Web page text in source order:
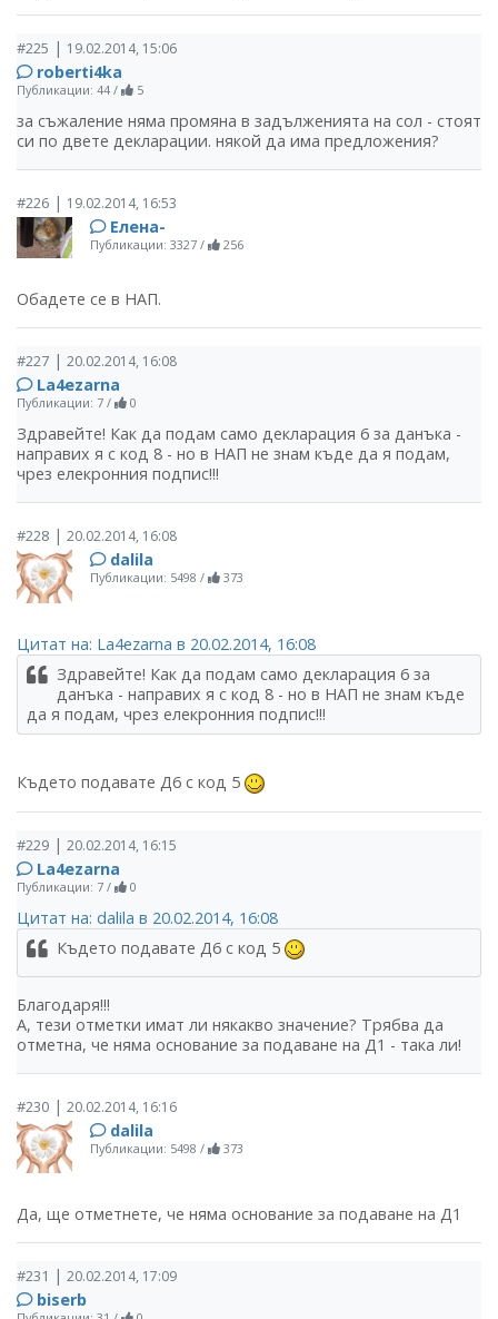
#225 | 19.02.2014, 15:06
roberti4ka
Публикации: 44 / 5
за съжаление няма промяна в задълженията на сол - стоят
си по двете декларации. някой да има предложения?
#226 | 19.02.2014, 16:53
Елена-
Публикации: 3327 / 256
Обадете се в НАП.
#227 | 20.02.2014, 16:08
La4ezarna
Публикации: 7 / 0
Здравейте! Как да подам само декларация 6 за данъка -
направих я с код 8 - но в НАП не знам къде да я подам,
чрез елекронния подпис!!!
#228 | 20.02.2014, 16:08
dalila
Публикации: 5498 / 373
Цитат на: La4ezarna в 20.02.2014, 16:08
Здравейте! Как да подам само декларация 6 за
данъка - направих я с код 8 - но в НАП не знам къде
да я подам, чрез елекронния подпис!!!
Където подавате Д6 с код 5
#229 | 20.02.2014, 16:15
La4ezarna
Публикации: 7 / 0
Цитат на: dalila в 20.02.2014, 16:08
Където подавате Д6 с код 5
Благодаря!!!
А, тези отметки имат ли някакво значение? Трябва да
отметна, че няма основание за подаване на Д1 - така ли!
#230 | 20.02.2014, 16:16
dalila
Публикации: 5498 / 373
Да, ще отметнете, че няма основание за подаване на Д1
#231 | 20.02.2014, 17:09
biserb